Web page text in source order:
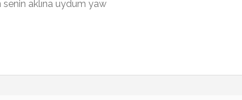
aklına uydum yaw